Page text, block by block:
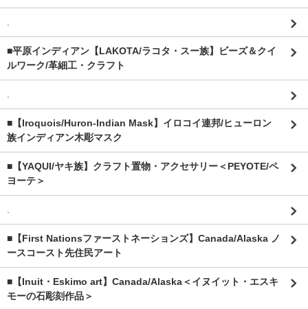
.
■平原インディアン【LAKOTA/ラコタ・スー族】ビーズ＆クイ
ルワーク/革細工・クラフト
.
■【Iroquois/Huron-Indian Mask】イロコイ連邦/ヒューロン
族インディアン木彫マスク
■【YAQUI/ヤキ族】クラフト置物・アクセサリー＜PEYOTE/ペ
ヨーテ＞
.
■【First Nationsファーストネーションズ】Canada/Alaska ノ
ースコースト先住民アート
■【Inuit・Eskimo art】Canada/Alaska＜イヌイット・エスキ
モーの石彫刻作品＞